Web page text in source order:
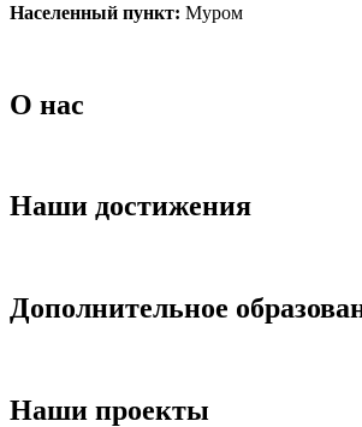
Населенный пункт: Муром
О нас
Наши достижения
Дополнительное
Наши проекты